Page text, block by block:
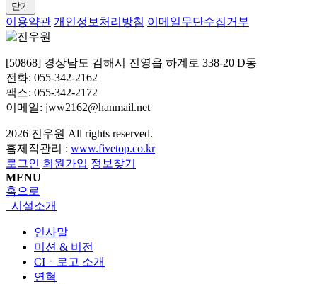
닫기
이용약관 개인정보처리방침 이메일무단수집거부
[50868] 경상남도 김해시 진영읍 하계로 338-20 D동
전화: 055-342-2162
팩스: 055-342-2172
이메일: jww2162@hanmail.net
2026 진우원 All rights reserved.
홈제작관리 : www.fivetop.co.kr
로그인 회원가입 정보찾기
MENU
홈으로
시설소개
인사말
미션 & 비전
CIㆍ로고 소개
연혁